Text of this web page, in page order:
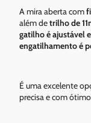
A mira aberta com
além detrilho de
gatilho é ajustável
engatilhamento é
É uma excelente
precisa e com